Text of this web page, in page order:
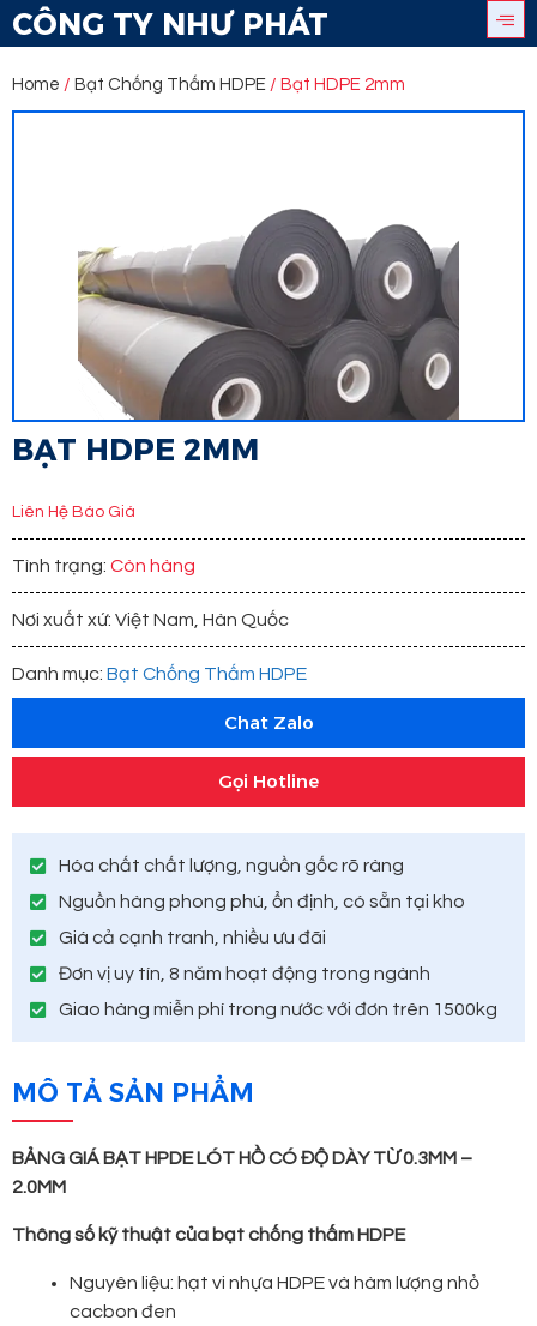
CÔNG TY NHƯ PHÁT
Home / Bạt Chống Thấm HDPE / Bạt HDPE 2mm
BẠT HDPE 2MM
Liên Hệ Báo Giá
Tình trạng: Còn hàng
Nơi xuất xứ: Việt Nam, Hàn Quốc
Danh mục: Bạt Chống Thấm HDPE
Chat Zalo
Gọi Hotline
Hóa chất chất lượng, nguồn gốc rõ ràng
Nguồn hàng phong phú, ổn định, có sẵn tại kho
Giá cả cạnh tranh, nhiều ưu đãi
Đơn vị uy tín, 8 năm hoạt động trong ngành
Giao hàng miễn phí trong nước với đơn trên 1500kg
MÔ TẢ SẢN PHẨM
BẢNG GIÁ BẠT HPDE LÓT HỒ CÓ ĐỘ DÀY TỪ 0.3MM –
2.0MM
Thông số kỹ thuật của bạt chống thấm HDPE
Nguyên liệu: hạt vi nhựa HDPE và hàm lượng nhỏ
cacbon đen